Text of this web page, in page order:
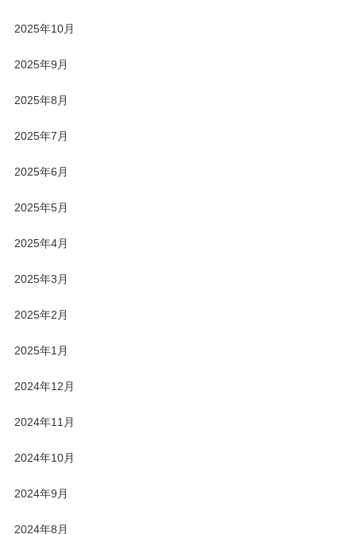
2025年10月
2025年9月
2025年8月
2025年7月
2025年6月
2025年5月
2025年4月
2025年3月
2025年2月
2025年1月
2024年12月
2024年11月
2024年10月
2024年9月
2024年8月